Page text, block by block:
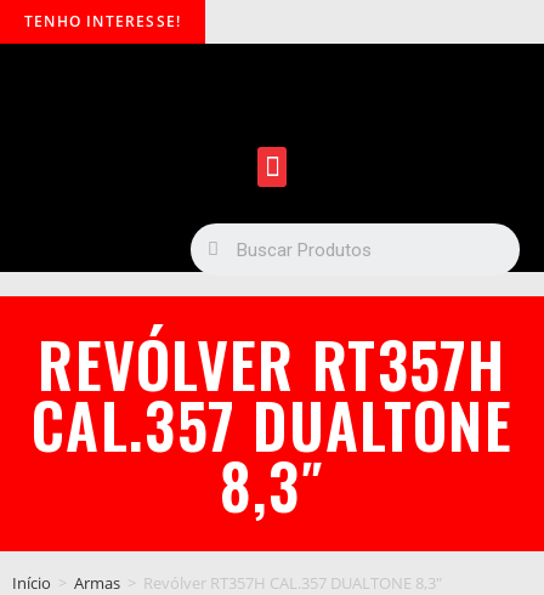
TENHO INTERESSE!
REVÓLVER RT357H
CAL.357 DUALTONE
8,3″
Início > Armas > Revólver RT357H CAL.357 DUALTONE 8,3″